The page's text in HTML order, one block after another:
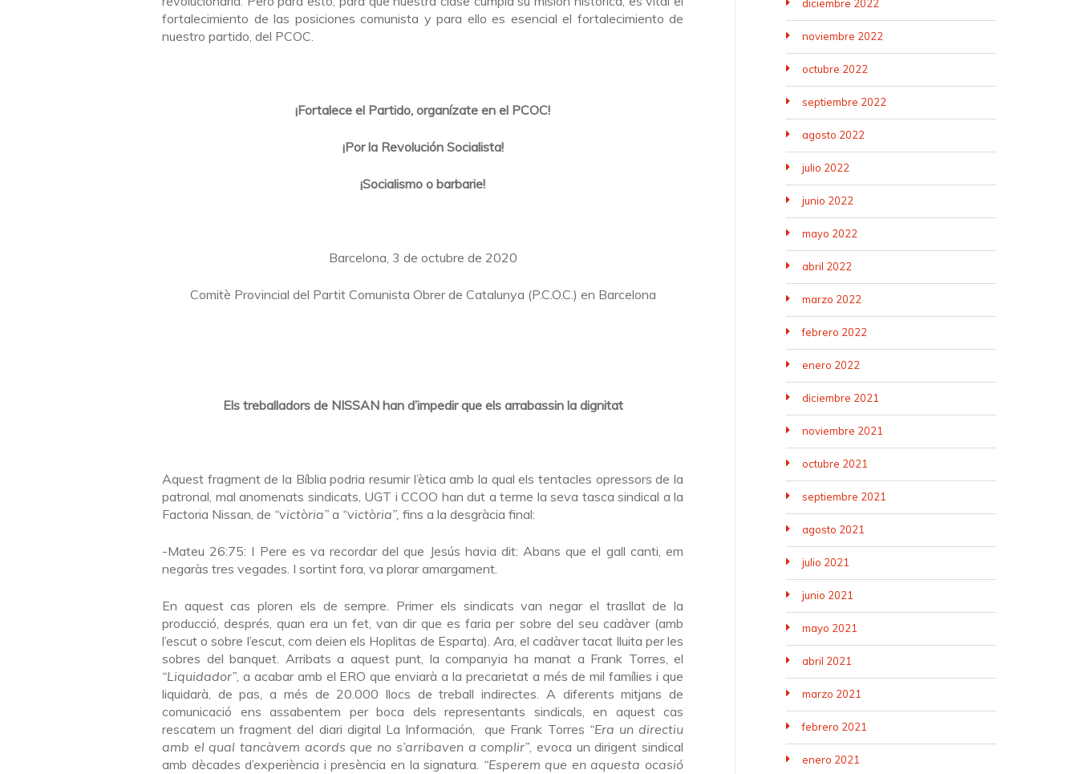
fortalecimiento de las posiciones comunista y para ello es esencial el fortalecimiento de
nuestro partido, del PCOC.
¡Fortalece el Partido, organízate en el PCOC!
¡Por la Revolución Socialista!
¡Socialismo o barbarie!
Barcelona, 3 de octubre de 2020
Comitè Provincial del Partit Comunista Obrer de Catalunya (P.C.O.C.) en Barcelona
Els treballadors de NISSAN han d’impedir que els arrabassin la dignitat
Aquest fragment de la Bíblia podria resumir l’ètica amb la qual els tentacles opressors de la
patronal, mal anomenats sindicats, UGT i CCOO han dut a terme la seva tasca sindical a la
Factoria Nissan, de “victòria” a “victòria”, fins a la desgràcia final:
-Mateu 26:75: I Pere es va recordar del que Jesús havia dit: Abans que el gall canti, em
negaràs tres vegades. I sortint fora, va plorar amargament.
En aquest cas ploren els de sempre. Primer els sindicats van negar el trasllat de la
producció, després, quan era un fet, van dir que es faria per sobre del seu cadàver (amb
l’escut o sobre l’escut, com deien els Hoplitas de Esparta). Ara, el cadàver tacat lluita per les
sobres del banquet. Arribats a aquest punt, la companyia ha manat a Frank Torres, el
“Liquidador”, a acabar amb el ERO que enviarà a la precarietat a més de mil famílies i que
liquidarà, de pas, a més de 20.000 llocs de treball indirectes. A diferents mitjans de
comunicació ens assabentem per boca dels representants sindicals, en aquest cas
rescatem un fragment del diari digital La Información, que Frank Torres “Era un directiu
amb el qual tancàvem acords que no s’arribaven a complir”, evoca un dirigent sindical
amb dècades d’experiència i presència en la signatura. “Esperem que en aquesta ocasió
diciembre 2022
noviembre 2022
octubre 2022
septiembre 2022
agosto 2022
julio 2022
junio 2022
mayo 2022
abril 2022
marzo 2022
febrero 2022
enero 2022
diciembre 2021
noviembre 2021
octubre 2021
septiembre 2021
agosto 2021
julio 2021
junio 2021
mayo 2021
abril 2021
marzo 2021
febrero 2021
enero 2021